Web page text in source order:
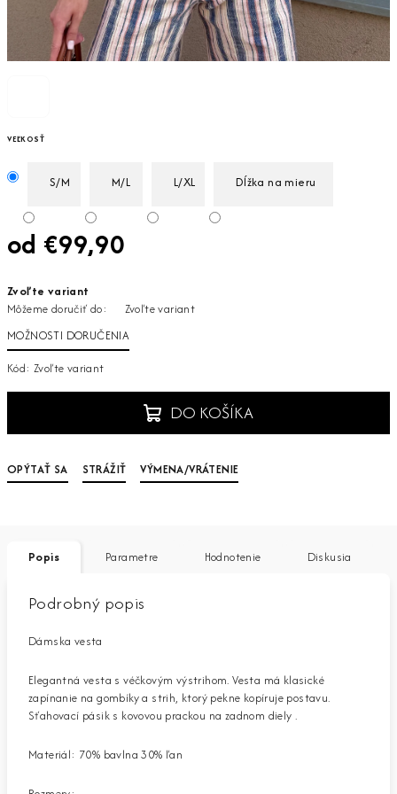
VEĽKOSŤ
S/M M/L L/XL Dĺžka na mieru
od €99,90
cena:
Zvoľte variant
Môžeme doručiť do:
Zvoľte variant
MOŽNOSTI DORUČENIA
Kód: Zvoľte variant
DO KOŠÍKA
OPÝTAŤ SA STRÁŽIŤ VÝMENA/VRÁTENIE
Popis Parametre Hodnotenie Diskusia
Podrobný popis
Dámska vesta
Elegantná vesta s véčkovým výstrihom. Vesta má klasické
zapínanie na gombíky a strih, ktorý pekne kopíruje postavu.
Sťahovací pásik s kovovou prackou na zadnom diely .
Materiál: 70% bavlna 30% ľan